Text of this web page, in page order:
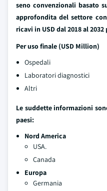
seno convenzionali basato
approfondita del settore
ricavi in USD dal 2018 al
Per uso finale (USD Million)
Ospedali
Laboratori diagnostici
Altri
Le suddette informazioni
paesi:
Nord America
USA.
Canada
Europa
Germania